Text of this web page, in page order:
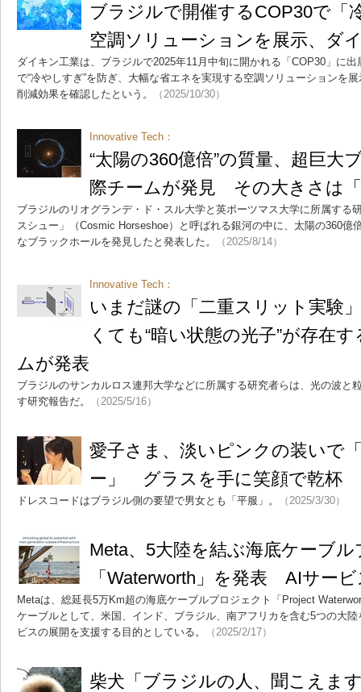
ブラジルで開催するCOP30で「
空調ソリューションを展示、ダ
ダイキン工業は、ブラジルで2025年11月中旬に開かれる「COP30」に
で“冷やしすぎ”を防ぎ、大幅な省エネを実現する空調ソリューションを
削減効果を確認したという。
（2025/10/30）
Innovative Tech：
“太陽の360億倍”の質量、超巨
際チームが発見 その大きさは
ブラジルのリオグランデ・ド・スル大学と英ポーツマス大学に所属する
スシュー」（Cosmic Horseshoe）と呼ばれる銀河の中に、太陽の360億
なブラックホールを発見したと発表した。
（2025/8/14）
Innovative Tech：
いまだ謎の「二重スリット実験
くても“暗い状態の光子”が存在
ムが発表
ブラジルのサンカルロス連邦大学などに所属する研究者らは、光の波と
す研究報告だ。
（2025/5/16）
愛子さま、淡いピンクの装いで
ー」 グラスを手に笑顔で乾杯
ドレスコードはブラジル側の要望で男女とも「平服」。 （2025/3/30）
Meta、5大陸を結ぶ海底ケーブ
「Waterworth」を発表 AIサー
Metaは、総延長5万Km超の海底ケーブルプロジェクト「Project
ケーブルとして、米国、インド、ブラジル、南アフリカを含む5つの大
ビスの展開を支援する目的としている。
（2025/2/17）
柴犬「ブラジルの人、聞こえま